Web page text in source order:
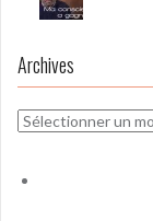
Archives
Archives